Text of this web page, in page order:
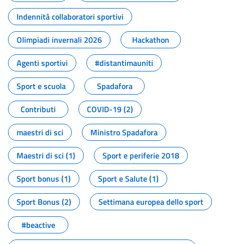
Indennità collaboratori sportivi
Olimpiadi invernali 2026
Hackathon
Agenti sportivi
#distantimauniti
Sport e scuola
Spadafora
Contributi
COVID-19 (2)
maestri di sci
Ministro Spadafora
Maestri di sci (1)
Sport e periferie 2018
Sport bonus (1)
Sport e Salute (1)
Sport Bonus (2)
Settimana europea dello sport
#beactive